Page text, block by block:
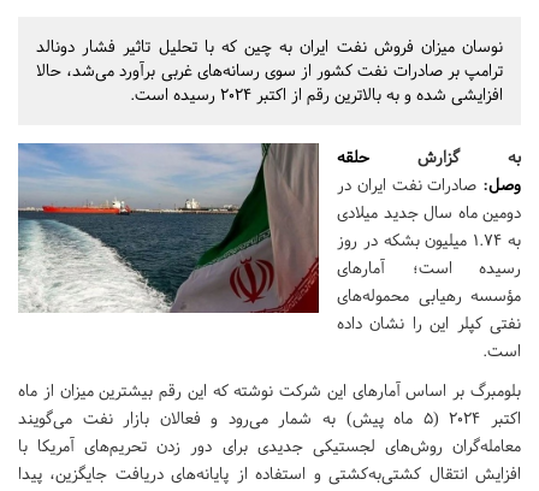
نوسان میزان فروش نفت ایران به چین که با تحلیل تاثیر فشار دونالد
ترامپ بر صادرات نفت کشور از سوی رسانه‌های غربی برآورد می‌شد، حالا
افزایشی شده و به بالاترین رقم از اکتبر ۲۰۲۴ رسیده است.
به گزارش حلقه
وصل: صادرات نفت ایران در
دومین ماه سال جدید میلادی
به ۱.۷۴ میلیون بشکه در روز
رسیده است؛ آمارهای
مؤسسه رهیابی محموله‌های
نفتی کپلر این را نشان داده
است.
بلومبرگ بر اساس آمارهای این شرکت نوشته که این رقم بیشترین میزان از ماه
اکتبر ۲۰۲۴ (۵ ماه پیش) به شمار می‌رود و فعالان بازار نفت می‌گویند
معامله‌گران روش‌های لجستیکی جدیدی برای دور زدن تحریم‌های آمریکا با
افزایش انتقال کشتی‌به‌کشتی و استفاده از پایانه‌های دریافت جایگزین، پیدا